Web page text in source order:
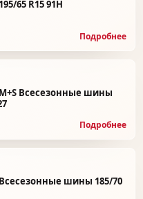
65 R15 91H
Подробнее
Всесезонные шины
Подробнее
шины 185/70